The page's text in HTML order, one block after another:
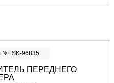
№: SK-96835
ПЕРЕДНЕГО